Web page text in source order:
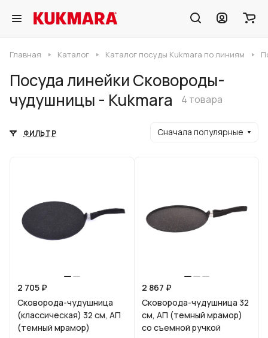
Главная Каталог Каталог посуды Kukmara по линиям
Посуда линейки Сковороды-
чудушницы - Kukmara
4 товара
ФИЛЬТР Сначала популярные
2 705 ₽
Сковорода-чудушница
(классическая) 32 см, АП
(темный мрамор)
2 867 ₽
Сковорода-чудушница 32
см, АП (темный мрамор)
со съемной ручкой